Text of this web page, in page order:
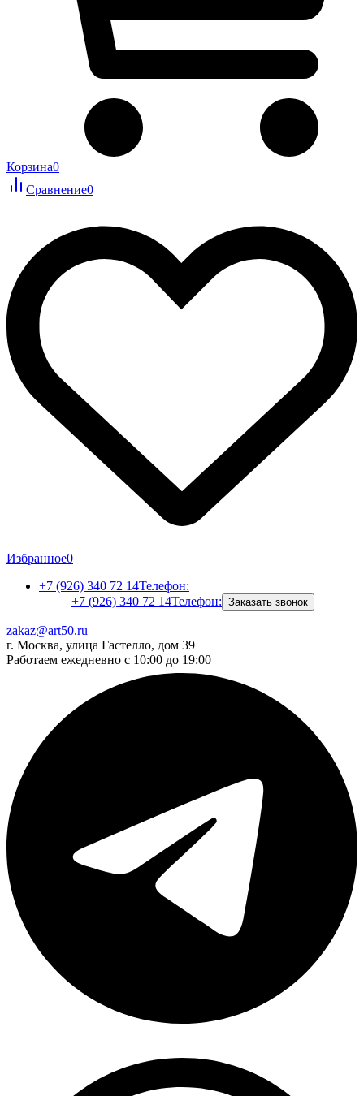
Корзина0
Сравнение0
Избранное0
+7 (926) 340 72 14Телефон:
+7 (926) 340 72 14Телефон: Заказать звонок
zakaz@art50.ru
г. Москва, улица Гастелло, дом 39
Работаем ежедневно с 10:00 до 19:00